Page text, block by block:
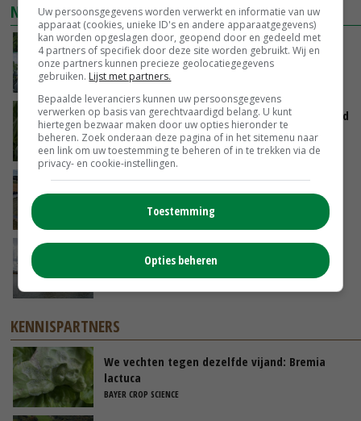
NIEUWSTE VIDEO'S
Oekraïne-vlogger Kees Huizinga: ‘Bezoek van
de ambassade mag zelf groente plukken’
VANDAAG, 12:00
Limburgse mais van Frijns doet het verrassend
goed
VANDAAG, 10:00
Droogte veroorzaakt steeds meer problemen:
GISTEREN, 14:06
Koeien van enige drijvende boerderij ter
wereld zijn te koop
KENNISPARTNERS
We vechten tegen dezelfde vijand: Bremia
lactuca
BAYER CROP SCIENCE
Uw persoonsgegevens worden verwerkt en informatie van uw
apparaat (cookies, unieke ID's en andere apparaatgegevens)
kan worden opgeslagen door, geopend door en gedeeld met
4 partners of specifiek door deze site worden gebruikt. Wij en
onze partners kunnen precieze geolocatiegegevens
gebruiken. Lijst met partners.
Bepaalde leveranciers kunnen uw persoonsgegevens
verwerken op basis van gerechtvaardigd belang. U kunt
hiertegen bezwaar maken door uw opties hieronder te
beheren. Zoek onderaan deze pagina of in het sitemenu naar
een link om uw toestemming te beheren of in te trekken via de
privacy- en cookie-instellingen.
Toestemming
Opties beheren